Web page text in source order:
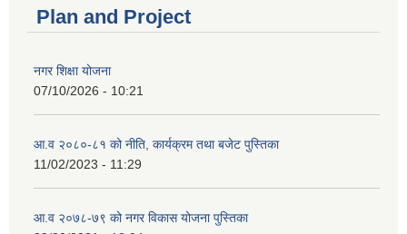
Plan and Project
नगर शिक्षा योजना
07/10/2026 - 10:21
आ.व २०८०-८१ को नीति, कार्यक्रम तथा बजेट पुस्तिका
11/02/2023 - 11:29
आ.व २०७८-७९ को नगर विकास योजना पुस्तिका